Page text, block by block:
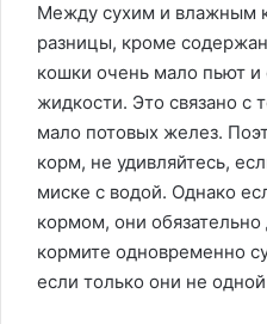
Между сухим и влажным
разницы, кроме
кошки очень мало пьют
жидкости. Это связано с
мало потовых желез.
корм, не удивляйтесь,
миске с водой. Однако
кормом, они
кормите одновременно
если только они не